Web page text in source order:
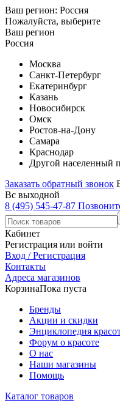
Ваш регион: Россия
Пожалуйста, выберите
Ваш регион
Россия
Москва
Санкт-Петербург
Екатеринбург
Казань
Новосибирск
Омск
Ростов-на-Дону
Самара
Краснодар
Другой населенный
Заказать обратный звонок
Вс выходной
8 (495) 545-47-87
Кабинет
Регистрация или войти
Вход / Регистрация
Контакты
Адреса магазинов
КорзинаПока пуста
Бренды
Акции и скидки
Энциклопедия
Форум о красоте
О нас
Наши магазины
Помощь
Каталог товаров